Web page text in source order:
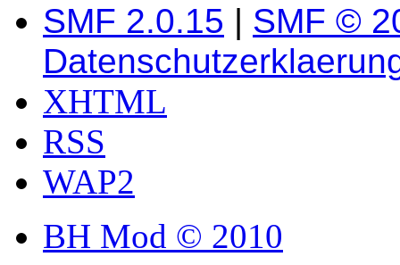
SMF 2.0.15 | SMF ©
XHTML
RSS
WAP2
BH Mod © 2010